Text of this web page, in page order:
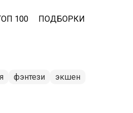
100 ПОДБОРКИ
фэнтези экшен